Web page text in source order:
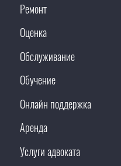
Ремонт
Оценка
Обслуживание
Обучение
Онлайн поддержка
Аренда
Услуги адвоката